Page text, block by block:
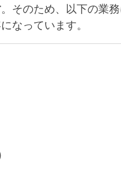
。そのため、以下の業
なっています。